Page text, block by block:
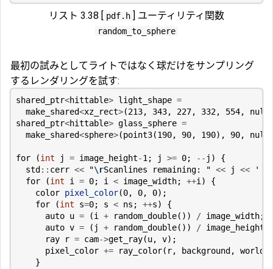
リスト 3.38 [ pdf.h ] ユーティリティ関数
random_to_sphere
最初の試みとしてライトではなく球だけをサンプリング
するレンダリングを試す:
shared_ptr<hittable> light_shape =
make_shared<xz_rect>(213, 343, 227, 332, 554,
shared_ptr<hittable> glass_sphere =
make_shared<sphere>(point3(190, 90, 190), 90,
for (int j = image_height-1 ; j >= 0; -- j )
{
std :: cerr << "\rScanlines remaining: " << j <<
' '
for
(int i = 0; i < image_width; ++i )
{
color pixel_color(0, 0, 0);
for
(int s=0; s < ns ; ++s)
{
auto u = (i + random_double()) / image_width;
auto v = ( j + random_double()) / image_height
ray
r = cam->get_ray(u, v);
pixel_color += ray_color( r, background , world
}